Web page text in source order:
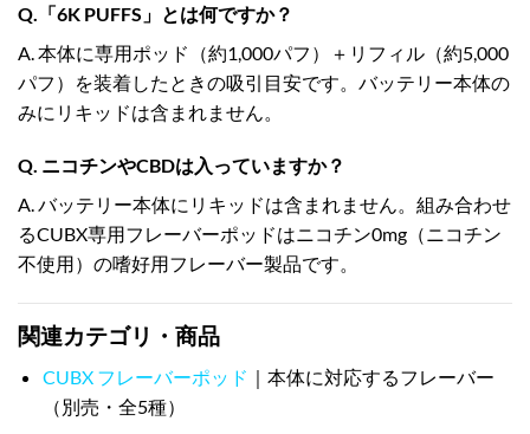
Q.「6K PUFFS」とは何ですか？
A. 本体に専用ポッド（約1,000パフ）＋リフィル（約5,000
パフ）を装着したときの吸引目安です。バッテリー本体の
みにリキッドは含まれません。
Q. ニコチンやCBDは入っていますか？
A. バッテリー本体にリキッドは含まれません。組み合わせ
るCUBX専用フレーバーポッドはニコチン0mg（ニコチン
不使用）の嗜好用フレーバー製品です。
関連カテゴリ・商品
CUBX フレーバーポッド ｜本体に対応するフレーバー
（別売・全5種）